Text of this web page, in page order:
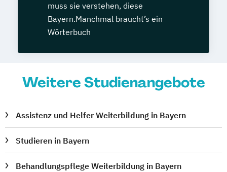
muss sie verstehen, diese
Bayern.Manchmal braucht’s ein
Wörterbuch
Weitere Studienangebote
Assistenz und Helfer Weiterbildung in Bayern
Studieren in Bayern
Behandlungspflege Weiterbildung in Bayern